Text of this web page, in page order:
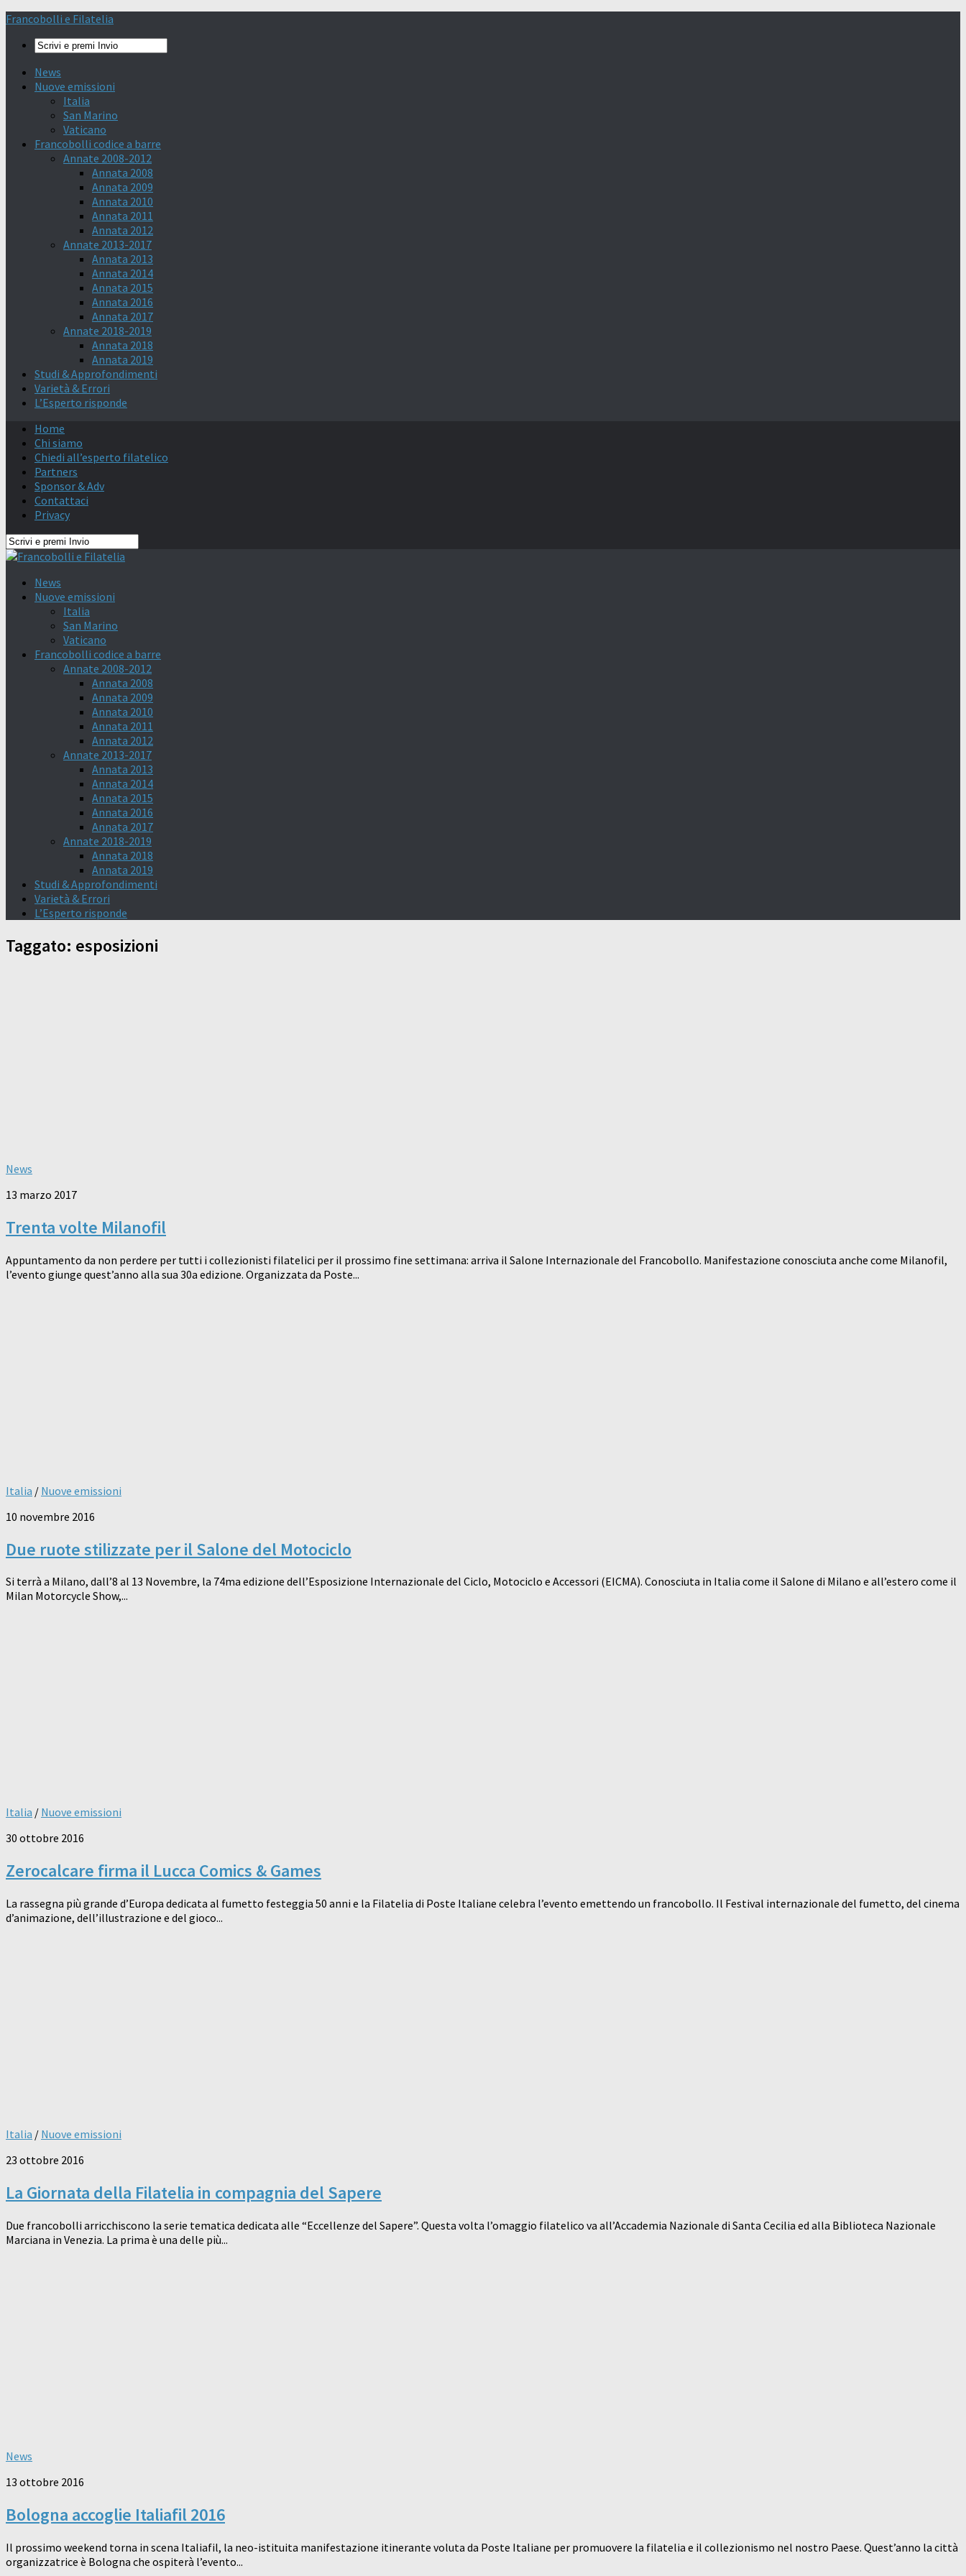
Francobolli e Filatelia
News
Nuove emissioni
Italia
San Marino
Vaticano
Francobolli codice a barre
Annate 2008-2012
Annata 2008
Annata 2009
Annata 2010
Annata 2011
Annata 2012
Annate 2013-2017
Annata 2013
Annata 2014
Annata 2015
Annata 2016
Annata 2017
Annate 2018-2019
Annata 2018
Annata 2019
Studi & Approfondimenti
Varietà & Errori
L’Esperto risponde
Home
Chi siamo
Chiedi all’esperto filatelico
Partners
Sponsor & Adv
Contattaci
Privacy
News
Nuove emissioni
Italia
San Marino
Vaticano
Francobolli codice a barre
Annate 2008-2012
Annata 2008
Annata 2009
Annata 2010
Annata 2011
Annata 2012
Annate 2013-2017
Annata 2013
Annata 2014
Annata 2015
Annata 2016
Annata 2017
Annate 2018-2019
Annata 2018
Annata 2019
Studi & Approfondimenti
Varietà & Errori
L’Esperto risponde
Taggato: esposizioni
News
13 marzo 2017
Trenta volte Milanofil
Appuntamento da non perdere per tutti i collezionisti filatelici per il prossimo fine settimana: arriva il Salone Internazionale del Francobollo. Manifestazione conosciuta anche come Milanofil,
l’evento giunge quest’anno alla sua 30a edizione. Organizzata da Poste...
Italia / Nuove emissioni
10 novembre 2016
Due ruote stilizzate per il Salone del Motociclo
Si terrà a Milano, dall’8 al 13 Novembre, la 74ma edizione dell’Esposizione Internazionale del Ciclo, Motociclo e Accessori (EICMA). Conosciuta in Italia come il Salone di Milano e all’estero come il
Milan Motorcycle Show,...
Italia / Nuove emissioni
30 ottobre 2016
Zerocalcare firma il Lucca Comics & Games
La rassegna più grande d’Europa dedicata al fumetto festeggia 50 anni e la Filatelia di Poste Italiane celebra l’evento emettendo un francobollo. Il Festival internazionale del fumetto, del cinema
d’animazione, dell’illustrazione e del gioco...
Italia / Nuove emissioni
23 ottobre 2016
La Giornata della Filatelia in compagnia del Sapere
Due francobolli arricchiscono la serie tematica dedicata alle “Eccellenze del Sapere”. Questa volta l’omaggio filatelico va all’Accademia Nazionale di Santa Cecilia ed alla Biblioteca Nazionale
Marciana in Venezia. La prima è una delle più...
News
13 ottobre 2016
Bologna accoglie Italiafil 2016
Il prossimo weekend torna in scena Italiafil, la neo-istituita manifestazione itinerante voluta da Poste Italiane per promuovere la filatelia e il collezionismo nel nostro Paese. Quest’anno la città
organizzatrice è Bologna che ospiterà l’evento...